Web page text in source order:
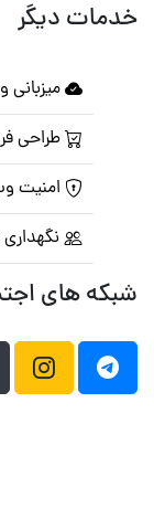
خدمات دیگر
طراحی
امنیت
شبکه های